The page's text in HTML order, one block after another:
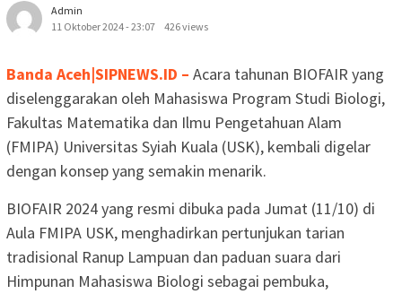
Admin
11 Oktober 2024 - 23:07
426 views
Banda Aceh|SIPNEWS.ID – Acara tahunan BIOFAIR yang
diselenggarakan oleh Mahasiswa Program Studi Biologi,
Fakultas Matematika dan Ilmu Pengetahuan Alam
(FMIPA) Universitas Syiah Kuala (USK), kembali digelar
dengan konsep yang semakin menarik.
BIOFAIR 2024 yang resmi dibuka pada Jumat (11/10) di
Aula FMIPA USK, menghadirkan pertunjukan tarian
tradisional Ranup Lampuan dan paduan suara dari
Himpunan Mahasiswa Biologi sebagai pembuka,